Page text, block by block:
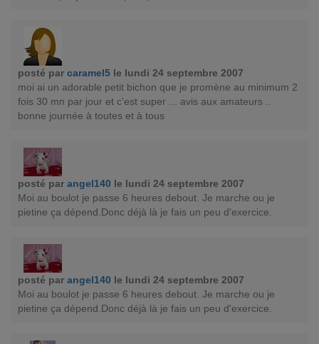
posté par caramel5 le lundi 24 septembre 2007
moi ai un adorable petit bichon que je promène au minimum 2
fois 30 mn par jour et c'est super ... avis aux amateurs ..
bonne journée à toutes et à tous
posté par angel140 le lundi 24 septembre 2007
Moi au boulot je passe 6 heures debout. Je marche ou je
pietine ça dépend.Donc déjà là je fais un peu d'exercice.
posté par angel140 le lundi 24 septembre 2007
Moi au boulot je passe 6 heures debout. Je marche ou je
pietine ça dépend.Donc déjà là je fais un peu d'exercice.